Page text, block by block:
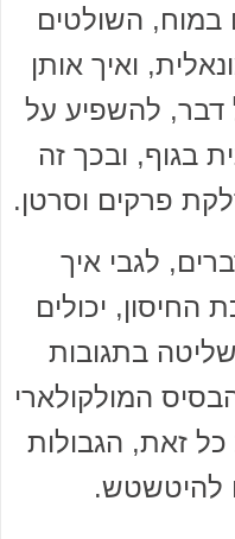
במוח, השולטים
ואיך אותן
דבר, להשפיע על
בגוף, ובכך זה
פרקים וסרטן.
לגבי איך
החיסון, יכולים
בתגובות
המולקולארי
זאת, הגבולות
להיטשטש.